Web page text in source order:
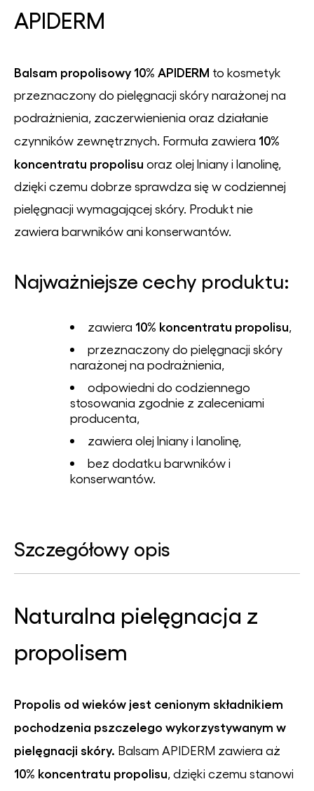
APIDERM
Balsam propolisowy 10% APIDERM to kosmetyk
przeznaczony do pielęgnacji skóry narażonej na
podrażnienia, zaczerwienienia oraz działanie
czynników zewnętrznych. Formuła zawiera 10%
koncentratu propolisu oraz olej lniany i lanolinę,
dzięki czemu dobrze sprawdza się w codziennej
pielęgnacji wymagającej skóry. Produkt nie
zawiera barwników ani konserwantów.
Najważniejsze cechy produktu:
zawiera 10% koncentratu propolisu
przeznaczony do pielęgnacji skóry
narażonej na podrażnienia,
odpowiedni do codziennego
stosowania zgodnie z zaleceniami
producenta,
zawiera olej lniany i lanolinę,
bez dodatku barwników i
konserwantów.
Szczegółowy opis
Naturalna pielęgnacja z
propolisem
Propolis od wieków jest cenionym składnikiem
pochodzenia pszczelego wykorzystywanym w
pielęgnacji skóry. Balsam APIDERM zawiera aż
10% koncentratu propolisu , dzięki czemu stanowi